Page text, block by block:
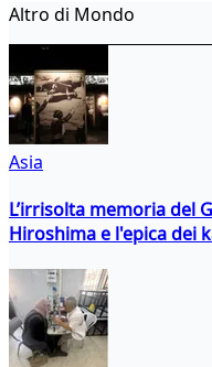
Altro di Mondo
Asia
L’irrisolta memoria del
Hiroshima e l'epica dei